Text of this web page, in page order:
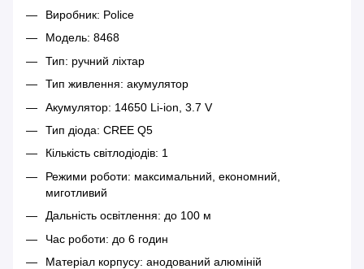
Виробник: Police
Модель: 8468
Тип: ручний ліхтар
Тип живлення: акумулятор
Акумулятор: 14650 Li-ion, 3.7 V
Тип діода: CREE Q5
Кількість світлодіодів: 1
Режими роботи: максимальний, економний,
миготливий
Дальність освітлення: до 100 м
Час роботи: до 6 годин
Матеріал корпусу: анодований алюміній